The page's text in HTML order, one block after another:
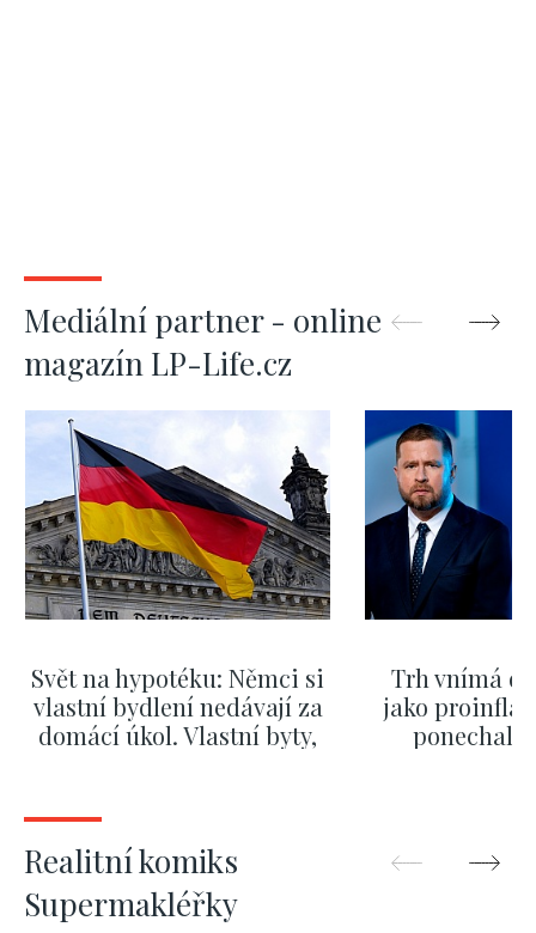
Mediální partner - online
magazín LP-Life.cz
Svět na hypotéku: Němci si
vlastní bydlení nedávají za
domácí úkol. Vlastní byty,
Trh vnímá
jako
ponechali
Realitní komiks
Supermakléřky